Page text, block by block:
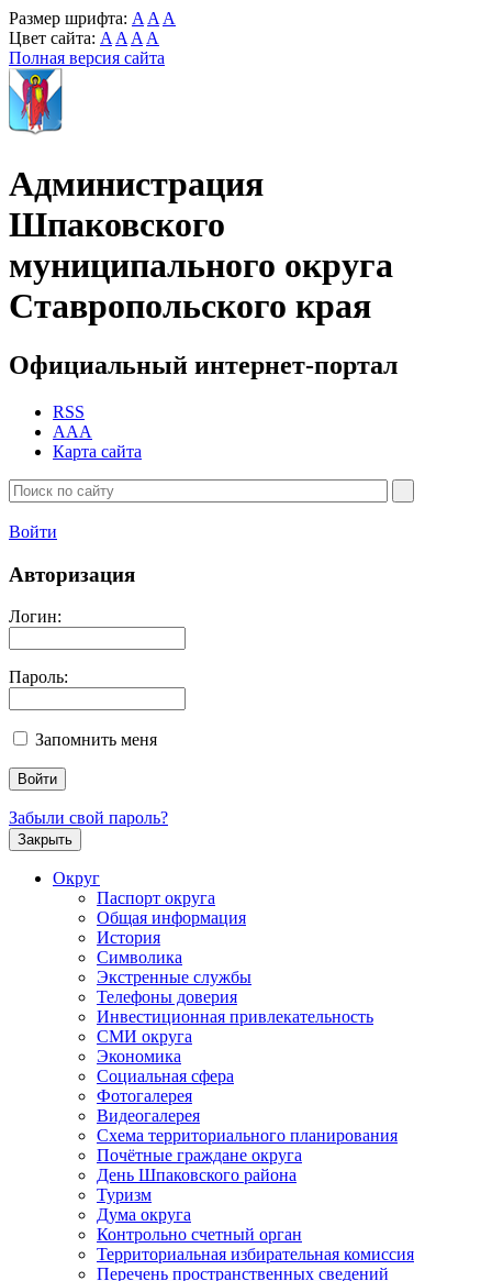
Размер шрифта: A A A
Цвет сайта: A A A A
Полная версия сайта
Администрация
Шпаковского
муниципального округа
Ставропольского края
Официальный интернет-портал
RSS
AAA
Карта сайта
Войти
Авторизация
Логин:
Пароль:
Запомнить меня
Забыли свой пароль?
Закрыть
Округ
Паспорт округа
Общая информация
История
Символика
Экстренные службы
Телефоны доверия
Инвестиционная привлекательность
СМИ округа
Экономика
Социальная сфера
Фотогалерея
Видеогалерея
Схема территориального планирования
Почётные граждане округа
День Шпаковского района
Туризм
Дума округа
Контрольно счетный орган
Территориальная избирательная комиссия
Перечень пространственных сведений